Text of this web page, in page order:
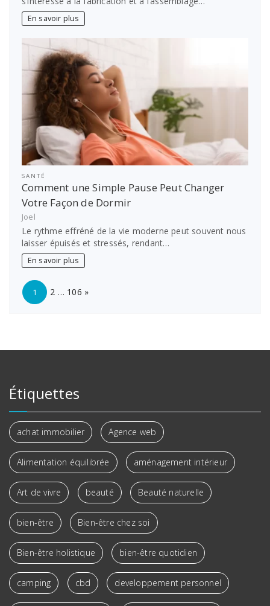
En savoir plus
SANTÉ
Comment une Simple Pause Peut Changer
Votre Façon de Dormir
Joel
Le rythme effréné de la vie moderne peut souvent nous
laisser épuisés et stressés, rendant…
En savoir plus
Page:
1 2 … 106 »
Étiquettes
achat immobilier Agence web
Alimentation équilibrée aménagement intérieur
Art de vivre beauté Beauté naturelle
bien-être Bien-être chez soi
Bien-être holistique bien-être quotidien
camping cbd developpement personnel